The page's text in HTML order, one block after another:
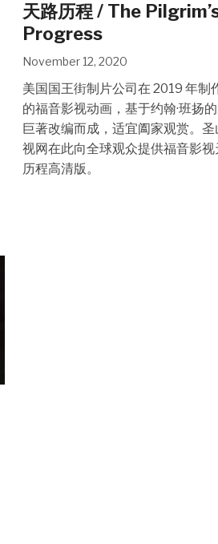
天路历程 / The
Progress
November 12, 2020
美国国王街制片公司在 2019 年制
的福音影视动画，基于约翰·班扬
巨著改编而成，适宜阖家观赏。圣
视网在此向全球观众提供福音影视
历程高清版。